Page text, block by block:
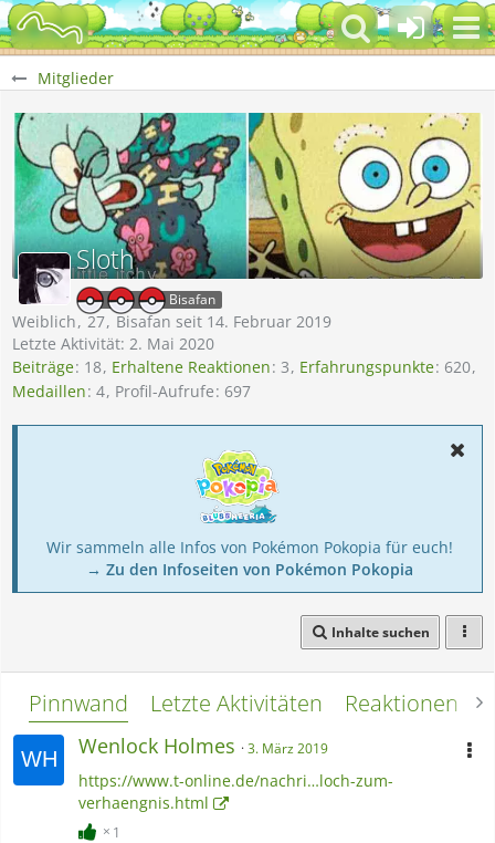
Mitglieder
Sloth
Bisafan
Weiblich 27 Bisafan seit 14. Februar 2019
Letzte Aktivität: 2. Mai 2020
Beiträge 18 Erhaltene Reaktionen 3 Erfahrungspunkte 620
Medaillen 4 Profil-Aufrufe 697
Wir sammeln alle Infos von Pokémon Pokopia für euch!
→ Zu den Infoseiten von Pokémon Pokopia
Inhalte suchen
Pinnwand Letzte Aktivitäten Reaktionen
Wenloсk Holmes 3. März 2019
https://www.t-online.de/nachri…loch-zum-
verhaengnis.html
1